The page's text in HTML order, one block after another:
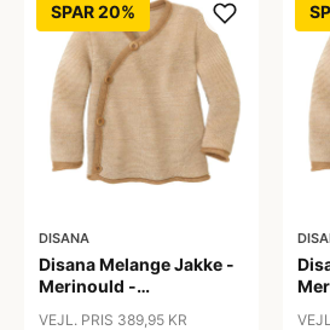
SPAR 20%
DISANA
Disana Melange Jakke -
Merinould -
VEJL. PRIS 389,95 KR